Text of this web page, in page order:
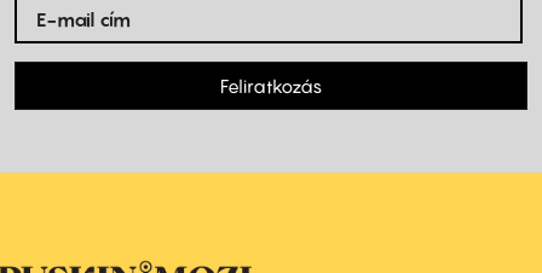
Feliratkozás